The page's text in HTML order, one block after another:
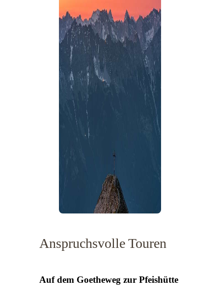
Anspruchsvolle Touren
Auf dem Goetheweg zur Pfeishütte